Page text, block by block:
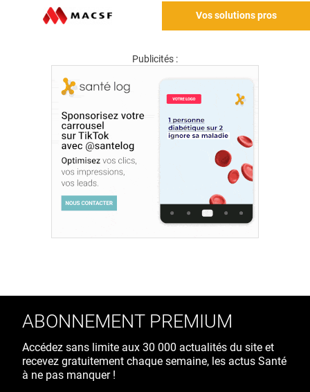
Vos solutions pros
Publicités :
ABONNEMENT PREMIUM
Accédez sans limite aux 30 000 actualités du site et
recevez gratuitement chaque semaine, les actus Santé
à ne pas manquer !